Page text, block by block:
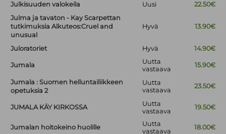
Julkisuuden valokeila
Uusi
22.50€
Julma ja tavaton - Kay Scarpettan
tutkimuksia Alkuteos:Cruel and
unusual
Hyvä 13.90€
Juloratoriet Hyvä 14.90€
Jumala
Uutta
vastaava
15.90€
Jumala : Suomen helluntailiikkeen
opetuksia 2
Uutta
vastaava
23.50€
JUMALA KÄY KIRKOSSA
Uutta
vastaava
19.50€
Jumalan hoitokeino huolille
Uutta
vastaava
18.00€